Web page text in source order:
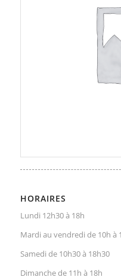
HORAIRES
Lundi 12h30 à 18h
Mardi au vendredi de 10h à
Samedi de 10h30 à 18h30
Dimanche de 11h à 18h